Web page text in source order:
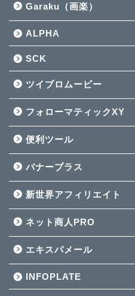
Garaku（画楽）
ALPHA
SCK
ツイブロムービー
フォローマティックXY
便利ツール
バナープラス
新世界アフィリエイト
ネット商人PRO
エキスパメール
INFOPLATE